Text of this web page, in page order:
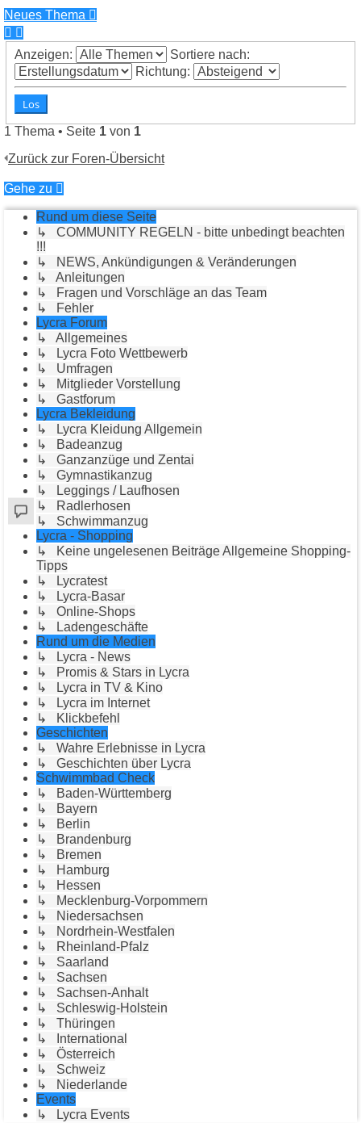
Neues Thema
Anzeigen:
Sortiere nach:
Richtung:
1 Thema • Seite 1 von 1
Zurück zur Foren-Übersicht
Gehe zu
Rund um diese Seite
↳ COMMUNITY REGELN - bitte unbedingt beachten
!!!
↳ NEWS, Ankündigungen & Veränderungen
↳ Anleitungen
↳ Fragen und Vorschläge an das Team
↳ Fehler
Lycra Forum
↳ Allgemeines
↳ Lycra Foto Wettbewerb
↳ Umfragen
↳ Mitglieder Vorstellung
↳ Gastforum
Lycra Bekleidung
↳ Lycra Kleidung Allgemein
↳ Badeanzug
↳ Ganzanzüge und Zentai
↳ Gymnastikanzug
↳ Leggings / Laufhosen
↳ Radlerhosen
↳ Schwimmanzug
Lycra - Shopping
↳ Keine ungelesenen Beiträge Allgemeine Shopping-
Tipps
↳ Lycratest
↳ Lycra-Basar
↳ Online-Shops
↳ Ladengeschäfte
Rund um die Medien
↳ Lycra - News
↳ Promis & Stars in Lycra
↳ Lycra in TV & Kino
↳ Lycra im Internet
↳ Klickbefehl
Geschichten
↳ Wahre Erlebnisse in Lycra
↳ Geschichten über Lycra
Schwimmbad Check
↳ Baden-Württemberg
↳ Bayern
↳ Berlin
↳ Brandenburg
↳ Bremen
↳ Hamburg
↳ Hessen
↳ Mecklenburg-Vorpommern
↳ Niedersachsen
↳ Nordrhein-Westfalen
↳ Rheinland-Pfalz
↳ Saarland
↳ Sachsen
↳ Sachsen-Anhalt
↳ Schleswig-Holstein
↳ Thüringen
↳ International
↳ Österreich
↳ Schweiz
↳ Niederlande
Events
↳ Lycra Events